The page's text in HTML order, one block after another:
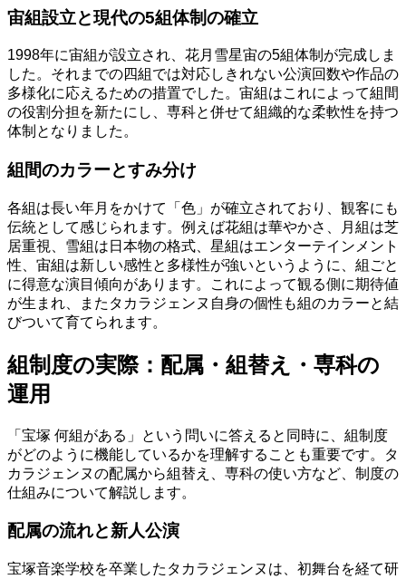
宙組設立と現代の5組体制の確立
1998年に宙組が設立され、花月雪星宙の5組体制が完成しま
した。それまでの四組では対応しきれない公演回数や作品の
多様化に応えるための措置でした。宙組はこれによって組間
の役割分担を新たにし、専科と併せて組織的な柔軟性を持つ
体制となりました。
組間のカラーとすみ分け
各組は長い年月をかけて「色」が確立されており、観客にも
伝統として感じられます。例えば花組は華やかさ、月組は芝
居重視、雪組は日本物の格式、星組はエンターテインメント
性、宙組は新しい感性と多様性が強いというように、組ごと
に得意な演目傾向があります。これによって観る側に期待値
が生まれ、またタカラジェンヌ自身の個性も組のカラーと結
びついて育てられます。
組制度の実際：配属・組替え・専科の
運用
「宝塚 何組がある」という問いに答えると同時に、組制度
がどのように機能しているかを理解することも重要です。タ
カラジェンヌの配属から組替え、専科の使い方など、制度の
仕組みについて解説します。
配属の流れと新人公演
宝塚音楽学校を卒業したタカラジェンヌは、初舞台を経て研